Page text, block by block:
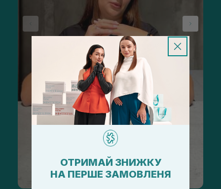
ОТРИМАЙ ЗНИЖКУ
НА ПЕРШЕ ЗАМОВЛЕНЯ